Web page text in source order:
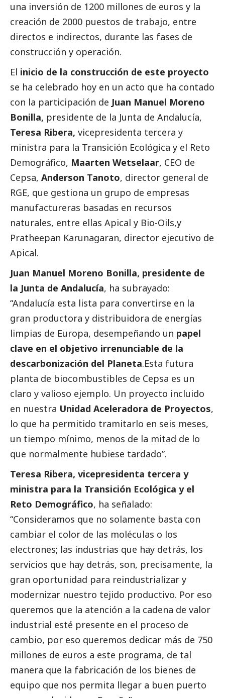
una inversión de 1200 millones de euros y la
creación de 2000 puestos de trabajo, entre
directos e indirectos, durante las fases de
construcción y operación.
El inicio de la construcción de este proyecto
se ha celebrado hoy en un acto que ha contado
con la participación de Juan Manuel Moreno
Bonilla, presidente de la Junta de Andalucía,
Teresa Ribera, vicepresidenta tercera y
ministra para la Transición Ecológica y el Reto
Demográfico, Maarten Wetselaar, CEO de
Cepsa, Anderson Tanoto, director general de
RGE, que gestiona un grupo de empresas
manufactureras basadas en recursos
naturales, entre ellas Apical y Bio-Oils,y
Pratheepan Karunagaran, director ejecutivo de
Apical.
Juan Manuel Moreno Bonilla, presidente de
la Junta de Andalucía, ha subrayado:
“Andalucía esta lista para convertirse en la
gran productora y distribuidora de energías
limpias de Europa, desempeñando un papel
clave en el objetivo irrenunciable de la
descarbonización del Planeta.Esta futura
planta de biocombustibles de Cepsa es un
claro y valioso ejemplo. Un proyecto incluido
en nuestra Unidad Aceleradora de Proyectos,
lo que ha permitido tramitarlo en seis meses,
un tiempo mínimo, menos de la mitad de lo
que normalmente hubiese tardado”.
Teresa Ribera, vicepresidenta tercera y
ministra para la Transición Ecológica y el
Reto Demográfico, ha señalado:
“Consideramos que no solamente basta con
cambiar el color de las moléculas o los
electrones; las industrias que hay detrás, los
servicios que hay detrás, son, precisamente, la
gran oportunidad para reindustrializar y
modernizar nuestro tejido productivo. Por eso
queremos que la atención a la cadena de valor
industrial esté presente en el proceso de
cambio, por eso queremos dedicar más de 750
millones de euros a este programa, de tal
manera que la fabricación de los bienes de
equipo que nos permita llegar a buen puerto